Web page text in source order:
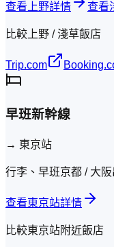
查看上野詳情 查看
比較上野 / 淺草飯店
Trip.com
早班新幹線
→ 東京站
行李、早班京都 / 大
查看東京站詳情
比較東京站附近飯店